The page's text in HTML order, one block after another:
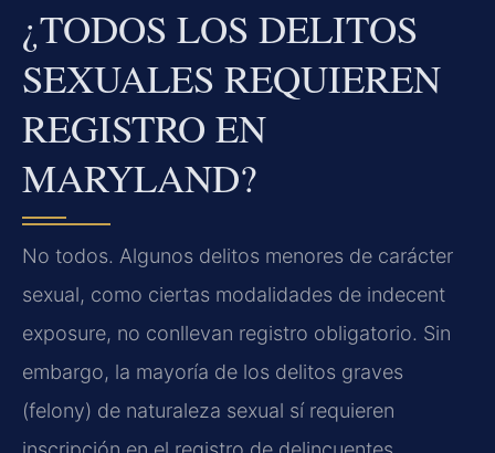
¿TODOS LOS DELITOS
SEXUALES REQUIEREN
REGISTRO EN
MARYLAND?
No todos. Algunos delitos menores de carácter
sexual, como ciertas modalidades de indecent
exposure, no conllevan registro obligatorio. Sin
embargo, la mayoría de los delitos graves
(felony) de naturaleza sexual sí requieren